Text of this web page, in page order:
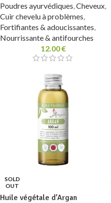
Poudres ayurvédiques,Cheveux,
Cuir chevelu à problèmes,
Fortifiantes & adoucissantes,
Nourrissante & antifourches
12.00€
SOLD
OUT
Huile végétale d’Argan